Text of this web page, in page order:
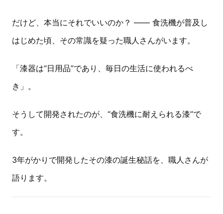
だけど、本当にそれでいいのか？ —— 食洗機が普及し
はじめた頃、その常識を疑った職人さんがいます。
「漆器は“日用品”であり、毎日の生活に使われるべ
き」。
そうして開発されたのが、“食洗機に耐えられる漆”で
す。
3年がかりで開発したその漆の誕生秘話を、職人さんが
語ります。